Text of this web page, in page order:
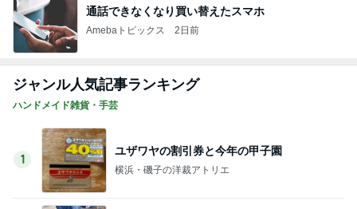
通話できなくなり買い替えたスマホ
Amebaトピックス 2日前
ジャンル人気記事ランキング
ハンドメイド雑貨・手芸
1
ユザワヤの割引券と今年の甲子園
横浜・磯子の洋裁アトリエ